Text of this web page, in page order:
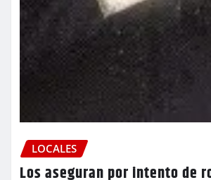
LOCALES
Los aseguran por intento de